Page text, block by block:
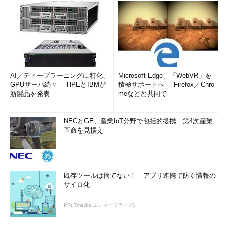
AI／ディープラーニングに特化、
GPUサーバ続々──HPEとIBMが
新製品を発表
Microsoft Edge、「WebVR」を
積極サポートへ──Firefox／Chro
meなどと共同で
NECとGE、産業IoT分野で包括的提携 第4次産業
革命を見据え
既存ツールは捨てない！ アプリ連携で防ぐ情報の
サイロ化
PR(ITmedia エンタープライズ)